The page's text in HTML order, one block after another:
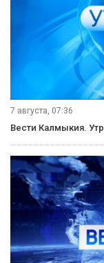
7 августа, 07:36
Вести Калмыкия.